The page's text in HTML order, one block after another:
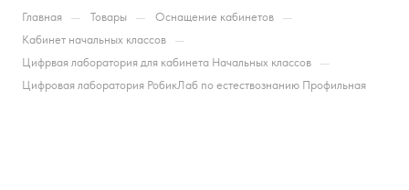
Главная — Товары — Оснащение кабинетов —
Кабинет начальных классов —
Цифрвая лаборатория для кабинета Начальных классов —
Цифровая лаборатория РобикЛаб по естествознанию Профильная